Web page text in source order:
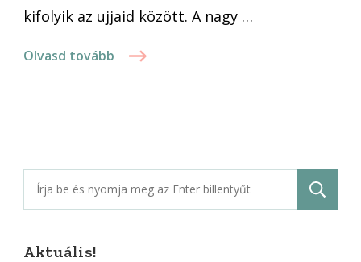
kifolyik az ujjaid között. A nagy …
Olvasd tovább
Keresés:
Aktuális!